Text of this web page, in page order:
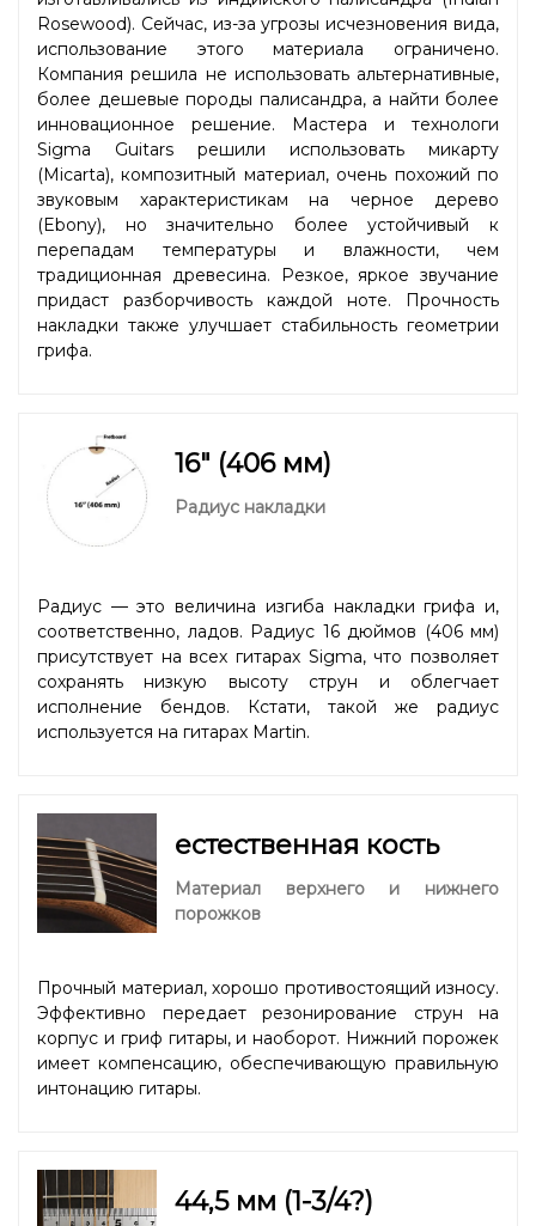
Rosewood). Сейчас, из-за угрозы исчезновения вида,
использование этого материала ограничено.
Компания решила не использовать альтернативные,
более дешевые породы палисандра, а найти более
инновационное решение. Мастера и технологи
Sigma Guitars решили использовать микарту
(Micarta), композитный материал, очень похожий по
звуковым характеристикам на черное дерево
(Ebony), но значительно более устойчивый к
перепадам температуры и влажности, чем
традиционная древесина. Резкое, яркое звучание
придаст разборчивость каждой ноте. Прочность
накладки также улучшает стабильность геометрии
грифа.
16" (406 мм)
Радиус накладки
Радиус — это величина изгиба накладки грифа и,
соответственно, ладов. Радиус 16 дюймов (406 мм)
присутствует на всех гитарах Sigma, что позволяет
сохранять низкую высоту струн и облегчает
исполнение бендов. Кстати, такой же радиус
используется на гитарах Martin.
естественная кость
Материал верхнего и нижнего
порожков
Прочный материал, хорошо противостоящий износу.
Эффективно передает резонирование струн на
корпус и гриф гитары, и наоборот. Нижний порожек
имеет компенсацию, обеспечивающую правильную
интонацию гитары.
44,5 мм (1-3/4?)